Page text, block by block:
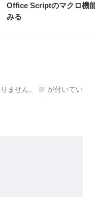
Office Scriptのマクロ機
みる
ません。 ※ が付いてい